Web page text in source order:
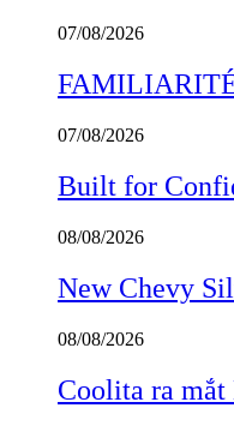
07/08/2026
07/08/2026
Built for
08/08/2026
New Chevy
08/08/2026
Coolita ra mắt